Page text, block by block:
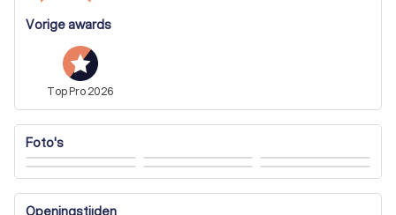
Vorige awards
TopPro2026
Foto's